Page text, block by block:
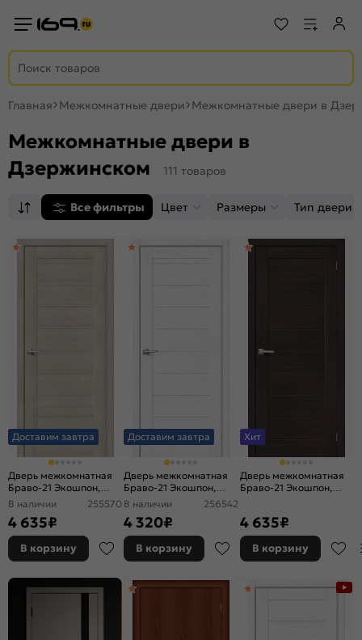
Главная Межкомнатные двери Межкомнатные двери в
Межкомнатные двери в
Дзержинском
111 товаров
Все фильтры Цвет Размеры Тип двери
Доставим завтра
Дверь межкомнатная
Браво-21 Экошпон,
Cappuccino Melinga,
В наличии 255570
4 635₽
В корзину
Доставим завтра
Дверь межкомнатная
Браво-21 Экошпон,
Snow Melinga, глухая,
В наличии 256542
4 320₽
В корзину
Хит
Дверь межкомнатная
Браво-21 Экошпон,
4 635₽
В корзину